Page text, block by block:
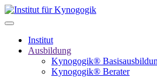
Institut
Ausbildung
Kynogogik®
Kynogogik® Berater